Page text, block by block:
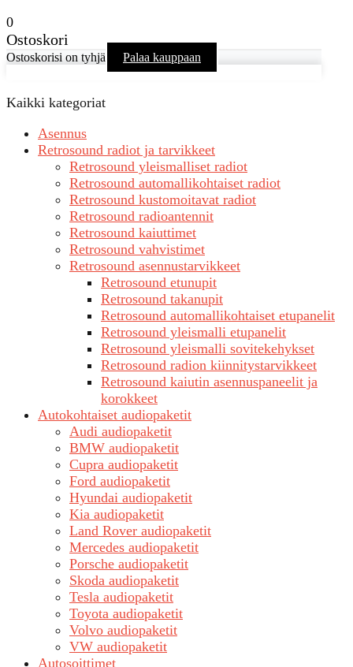
0
Ostoskori
Ostoskorisi on tyhjä Palaa kauppaan
Kaikki kategoriat
Asennus
Retrosound radiot ja tarvikkeet
Retrosound yleismalliset radiot
Retrosound automallikohtaiset radiot
Retrosound kustomoitavat radiot
Retrosound radioantennit
Retrosound kaiuttimet
Retrosound vahvistimet
Retrosound asennustarvikkeet
Retrosound etunupit
Retrosound takanupit
Retrosound automallikohtaiset etupanelit
Retrosound yleismalli etupanelit
Retrosound yleismalli sovitekehykset
Retrosound radion kiinnitystarvikkeet
Retrosound kaiutin asennuspaneelit ja
korokkeet
Autokohtaiset audiopaketit
Audi audiopaketit
BMW audiopaketit
Cupra audiopaketit
Ford audiopaketit
Hyundai audiopaketit
Kia audiopaketit
Land Rover audiopaketit
Mercedes audiopaketit
Porsche audiopaketit
Skoda audiopaketit
Tesla audiopaketit
Toyota audiopaketit
Volvo audiopaketit
VW audiopaketit
Autosoittimet